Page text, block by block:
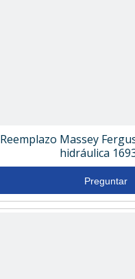
Reemplazo Massey
hidráulica
Preguntar